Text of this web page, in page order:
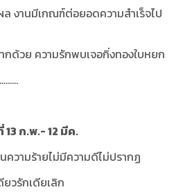
ล งานมีเกณฑ์ต่อยอดความสำเร็จไป
ด้วย ความรักพบเจอกิ่งทองใบหยก
13 ก.พ.- 12 มีค.
ความร้ายไม่มีความดีไม่ปรากฏ
ยวรักเดียเลิก